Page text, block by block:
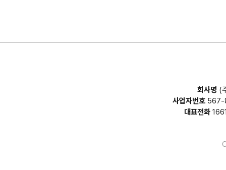
회사명 (
사업자번호567-
대표전화